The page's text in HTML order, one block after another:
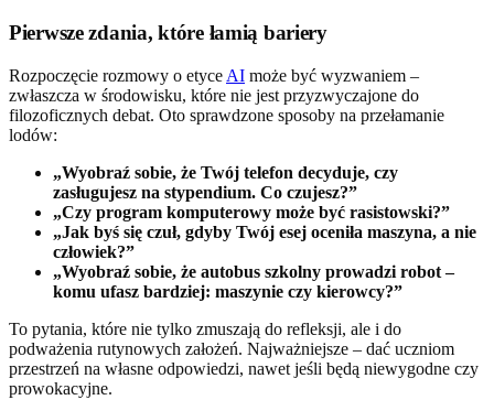
Pierwsze zdania, które łamią bariery
Rozpoczęcie rozmowy o etyce AI może być wyzwaniem –
zwłaszcza w środowisku, które nie jest przyzwyczajone do
filozoficznych debat. Oto sprawdzone sposoby na przełamanie
lodów:
„Wyobraź sobie, że Twój telefon decyduje, czy
zasługujesz na stypendium. Co czujesz?”
„Czy program komputerowy może być rasistowski?”
„Jak byś się czuł, gdyby Twój esej oceniła maszyna, a nie
człowiek?”
„Wyobraź sobie, że autobus szkolny prowadzi robot –
komu ufasz bardziej: maszynie czy kierowcy?”
To pytania, które nie tylko zmuszają do refleksji, ale i do
podważenia rutynowych założeń. Najważniejsze – dać uczniom
przestrzeń na własne odpowiedzi, nawet jeśli będą niewygodne czy
prowokacyjne.